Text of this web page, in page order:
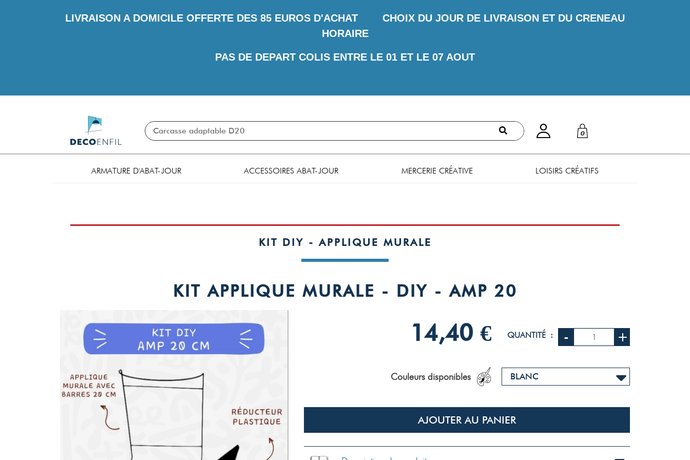
LIVRAISON A DOMICILE OFFERTE DES 85 EUROS D'ACHAT CHOIX DU JOUR DE LIVRAISON ET DU CRENEAU
HORAIRE
PAS DE DEPART COLIS ENTRE LE 01 ET LE 07 AOUT
0
ARMATURE D'ABAT-JOUR ACCESSOIRES ABAT-JOUR MERCERIE CRÉATIVE LOISIRS CRÉATIFS
KIT DIY - APPLIQUE MURALE
KIT APPLIQUE MURALE - DIY - AMP 20
14,40 € QUANTITÉ : - +
Couleurs disponibles
AJOUTER AU PANIER